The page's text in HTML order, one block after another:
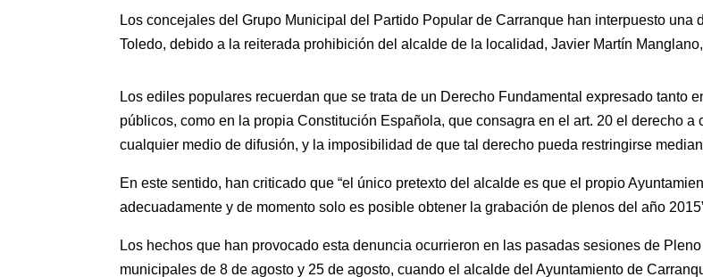
Los concejales del Grupo Municipal del Partido Popular de Carranque han interpuesto
Toledo, debido a la reiterada prohibición del alcalde de la localidad, Javier Martín
Los ediles populares recuerdan que se trata de un Derecho Fundamental expresado tanto
públicos, como en la propia Constitución Española, que consagra en el art. 20 el derecho
cualquier medio de difusión, y la imposibilidad de que tal derecho pueda restringirse
En este sentido, han criticado que “el único pretexto del alcalde es que el propio
adecuadamente y de momento solo es posible obtener la grabación de plenos del año
Los hechos que han provocado esta denuncia ocurrieron en las pasadas sesiones de
municipales de 8 de agosto y 25 de agosto, cuando el alcalde del Ayuntamiento de